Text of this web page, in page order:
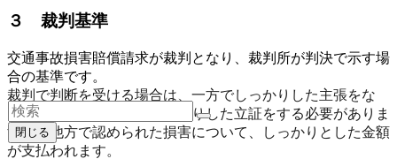
３ 裁判基準
交通事故損害賠償請求が裁判となり、裁判所が判決で示す場
合の基準です。
裁判で判断を受ける場合は、一方でしっかりした主張をな
し、手続きを踏んで、しっかりした立証をする必要がありま
すが、他方で認められた損害について、しっかりとした金額
が支払われます。
閉じる